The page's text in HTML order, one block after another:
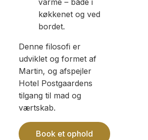
varme – både i
køkkenet og ved
bordet.
Denne filosofi er
udviklet og formet af
Martin, og afspejler
Hotel Postgaardens
tilgang til mad og
værtskab.
Book et ophold